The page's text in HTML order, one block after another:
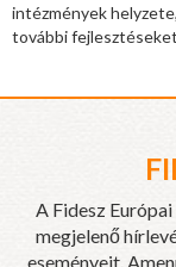
intézmények
további
A Fidesz
megjelenő
eseményeit.